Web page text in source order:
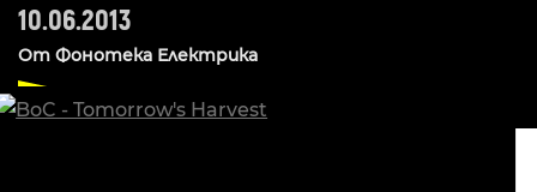
10.06.2013
От Фонотека Електрика